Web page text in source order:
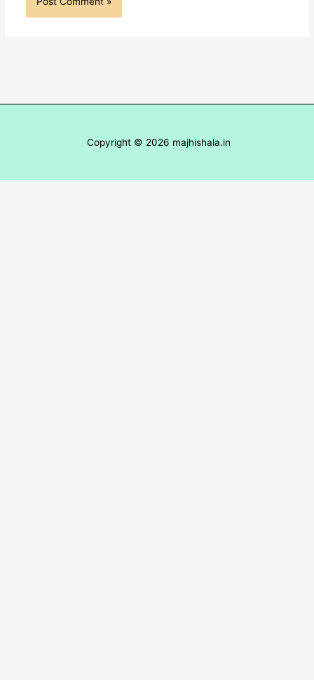
Copyright © 2026 majhishala.in